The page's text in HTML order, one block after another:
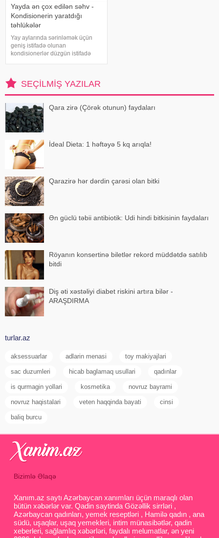
Yayda ən çox edilən səhv -
Kondisionerin yaratdığı
təhlükələr
Yay aylarında sərinləmək üçün
geniş istifadə olunan
kondisionerlər düzgün istifadə
xəbər verir ki, ani temperatur
dəyişiklikləri, quru hava və
baxımsız kondisionerlərd
SEÇILMIŞ YAZILAR
Qara zirə (Çörək otunun) faydaları
İdeal Dieta: 1 həftəyə 5 kq arıqla!
Qarazirə hər dərdin çarəsi olan bitki
Ən güclü təbii antibiotik: Udi hindi bitkisinin faydaları
Röyanın konsertinə biletlər rekord müddətdə satılıb
bitdi
Diş əti xəstəliyi diabet riskini artıra bilər -
ARAŞDIRMA
turlar.az
aksessuarlar adlarin menasi toy makiyajlari
sac duzumleri hicab baglamaq usullari qadınlar
is qurmagin yollari kosmetika novruz bayrami
novruz haqistalari veten haqqinda bayati cinsi
baliq burcu
Bizimlə Əlaqə
Xanım.az saytı Azərbaycan xanımları üçün maraqlı olan
bütün xəbərlər var. Qadin saytinda Gözəllik sirrləri ,
Azərbaycan qadınları, yemek reseptləri , Hamilə qadın , ana
südü, uşaqlar, uşaq yemekleri, intim münasibətlər, qadin
xeberleri, sağlamlıq xəbərləri, faydalı melumatlar, ən yeni